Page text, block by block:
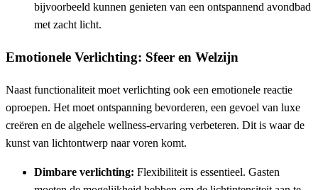
bijvoorbeeld kunnen genieten van een ontspannend avondbad
met zacht licht.
Emotionele Verlichting: Sfeer en Welzijn
Naast functionaliteit moet verlichting ook een emotionele reactie
oproepen. Het moet ontspanning bevorderen, een gevoel van luxe
creëren en de algehele wellness-ervaring verbeteren. Dit is waar de
kunst van lichtontwerp naar voren komt.
Dimbare verlichting: Flexibiliteit is essentieel. Gasten